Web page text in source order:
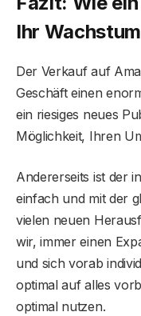
Ihr
Der Verkauf auf
Geschäft einen
ein riesiges neues
Möglichkeit, Ihren
Andererseits ist der
einfach und mit der
vielen neuen
wir, immer einen
und sich vorab
optimal auf alles
optimal nutzen.